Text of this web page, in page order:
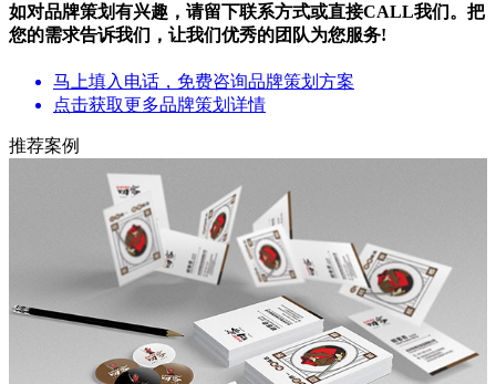
如对品牌策划有兴趣，请留下联系方式或直接CALL我们。把
您的需求告诉我们，让我们优秀的团队为您服务!
马上填入电话，免费咨询品牌策划方案
点击获取更多品牌策划详情
推荐案例